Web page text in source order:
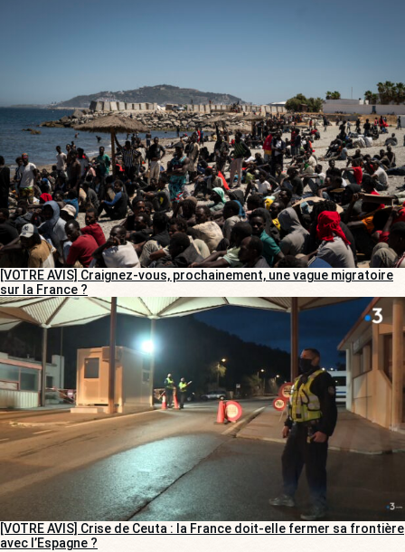
[VOTRE AVIS] Craignez-vous, prochainement, une vague migratoire
sur la France ?
[VOTRE AVIS] Crise de Ceuta : la France doit-elle fermer sa frontière
avec l’Espagne ?